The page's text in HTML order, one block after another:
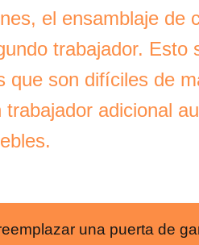
el ensamblaje de
trabajador. Esto
que son difíciles de
adicional
una puerta de